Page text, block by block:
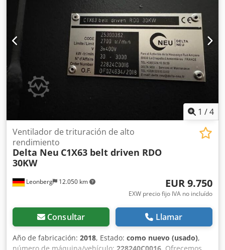
1 /4
Leonberg 12.050 km
Ventilador de trituración de alto
rendimiento
Delta Neu C1X63 belt driven RDO
30KW
EUR 9.750
EXW precio fijo IVA no incluído
Consultar Llamar
Año de fabricación: 2018, Estado: como nuevo (usado),